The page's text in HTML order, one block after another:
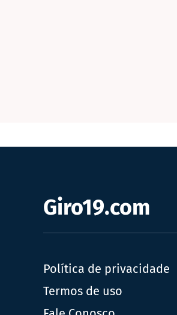
Giro19.com
Política de privacidade
Termos de uso